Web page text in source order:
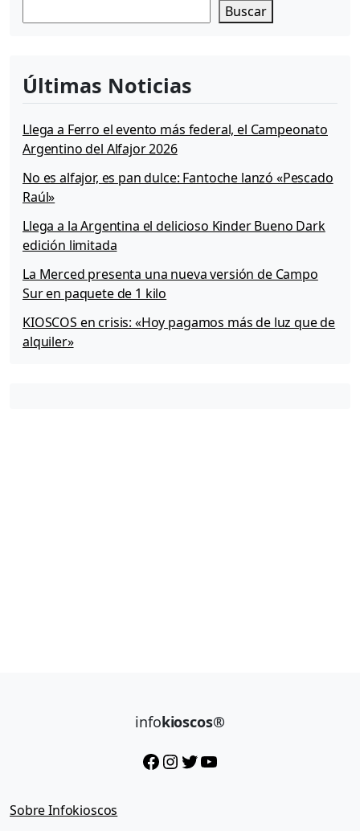
Buscar
Últimas Noticias
Llega a Ferro el evento más federal, el Campeonato
Argentino del Alfajor 2026
No es alfajor, es pan dulce: Fantoche lanzó «Pescado
Raúl»
Llega a la Argentina el delicioso Kinder Bueno Dark
edición limitada
La Merced presenta una nueva versión de Campo
Sur en paquete de 1 kilo
KIOSCOS en crisis: «Hoy pagamos más de luz que de
alquiler»
infokioscos®
Facebook InstagramTwitter YouTube
Sobre Infokioscos